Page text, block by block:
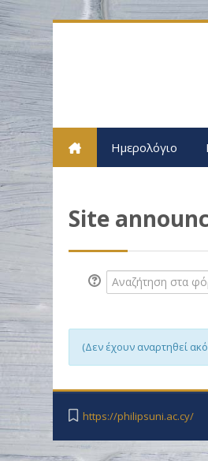
Μετάβαση στο κεντρικό περιεχόμενο
Ημερολόγιο
Site
Αναζήτηση στα
(Δεν έχουν αναρτηθεί
https://philipsuni.ac.cy/